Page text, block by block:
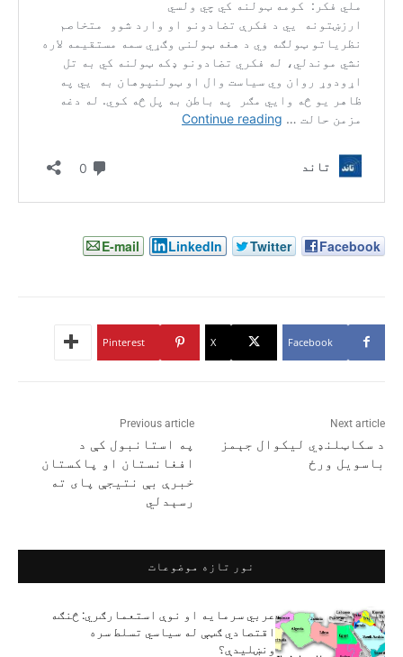
Facebook
Twitter
LinkedIn
E-mail
Facebook
X
Pinterest
Previous article
په استانبول کې د
افغانستان او پاکستان
خبرې بې نتیجې پای ته
رسېدلي
Next article
د سکاټلنډي لیکوال جېمز
باسویل ورځ
نور تازه موضوعات
عربي سرمایه او نوې استعمارګري: څنګه
اقتصادي ګټې له سیاسي تسلط سره
ونښلیدې؟